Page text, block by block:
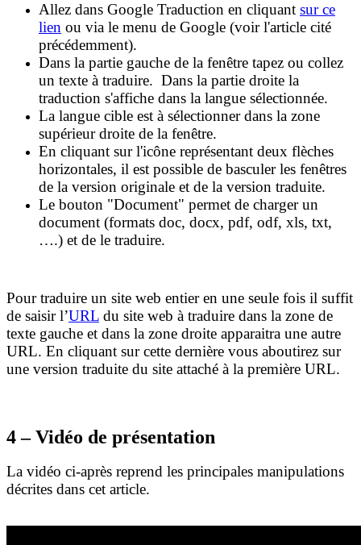
Allez dans Google Traduction en cliquant sur ce
lien ou via le menu de Google (voir l'article cité
précédemment).
Dans la partie gauche de la fenêtre tapez ou collez
un texte à traduire. Dans la partie droite la
traduction s'affiche dans la langue sélectionnée.
La langue cible est à sélectionner dans la zone
supérieur droite de la fenêtre.
En cliquant sur l'icône représentant deux flèches
horizontales, il est possible de basculer les fenêtres
de la version originale et de la version traduite.
Le bouton "Document" permet de charger un
document (formats doc, docx, pdf, odf, xls, txt,
….) et de le traduire.
Pour traduire un site web entier en une seule fois il suffit
de saisir l’URL du site web à traduire dans la zone de
texte gauche et dans la zone droite apparaitra une autre
URL. En cliquant sur cette dernière vous aboutirez sur
une version traduite du site attaché à la première URL.
4 – Vidéo de présentation
La vidéo ci-après reprend les principales manipulations
décrites dans cet article.